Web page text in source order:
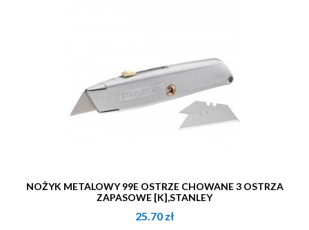
NOŻYK METALOWY 99E OSTRZE CHOWANE 3 OSTRZA
ZAPASOWE [K],STANLEY
25.70 zł